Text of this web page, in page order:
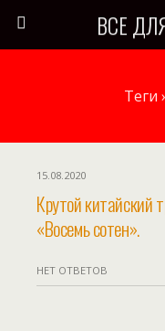
ВСЕ
Теги
15.08.2020
Крутой китайский
«Восемь сотен».
НЕТ ОТВЕТОВ